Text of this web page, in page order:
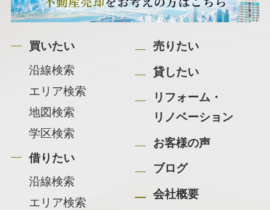
買いたい
沿線検索
エリア検索
地図検索
学区検索
借りたい
沿線検索
エリア検索
売りたい
貸したい
リフォーム・
リノベーション
お客様の声
ブログ
会社概要